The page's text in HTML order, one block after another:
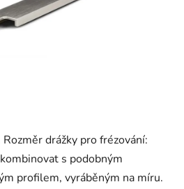
drážky pro frézování:
s podobným
profilem, vyráběným na míru.